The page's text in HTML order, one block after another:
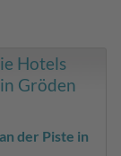
Hotels
Gröden
der Piste in